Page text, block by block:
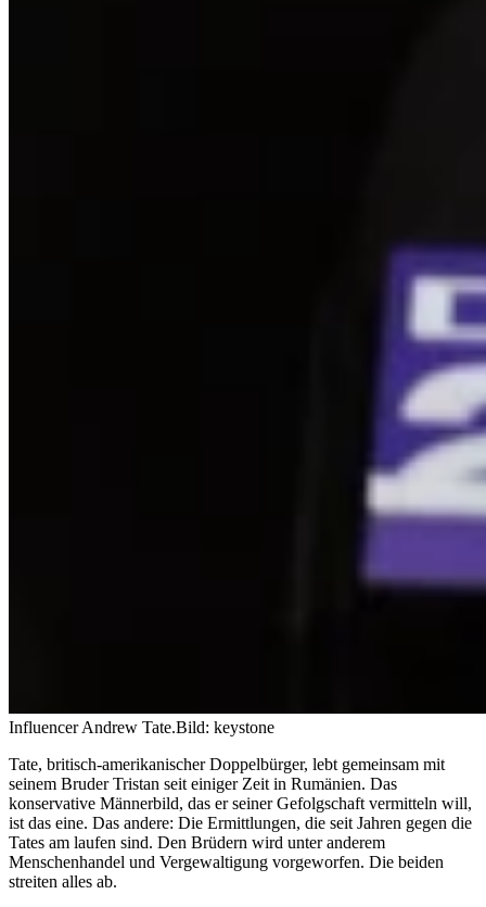
Influencer Andrew Tate.Bild: keystone
Tate, britisch-amerikanischer Doppelbürger, lebt gemeinsam mit
seinem Bruder Tristan seit einiger Zeit in Rumänien. Das
konservative Männerbild, das er seiner Gefolgschaft vermitteln will,
ist das eine. Das andere: Die Ermittlungen, die seit Jahren gegen die
Tates am laufen sind. Den Brüdern wird unter anderem
Menschenhandel und Vergewaltigung vorgeworfen. Die beiden
streiten alles ab.